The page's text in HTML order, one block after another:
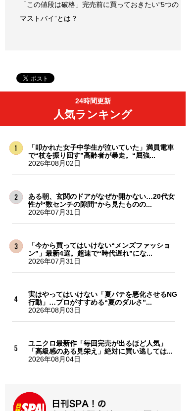
「この値段は破格」完売前に買っておきたい“5つの
マストバイ”とは？
24時間更新
人気ランキング
「叩かれた女子中学生が泣いていた」満員電車
で“杖を振り回す”高齢者が暴走。“屈強...
2026年08月02日
ある朝、玄関のドアがなぜか開かない…20代女
性が“数センチの隙間”から見たものの...
2026年07月31日
「今から買ってはいけない“メンズファッショ
ン”」最新4選。超速で“時代遅れ”にな...
2026年07月31日
実はやってはいけない「夏バテを悪化させるNG
行動」…プロがすすめる“夏のダルさ”...
2026年08月03日
ユニクロ最新作「毎回完売が出るほど人気」
「高級感のある見栄え」絶対に買い逃しては...
2026年08月04日